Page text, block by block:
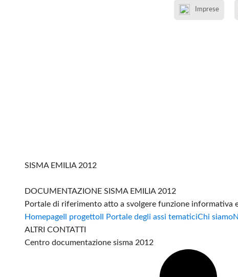
Imprese
SISMA EMILIA 2012
DOCUMENTAZIONE SISMA EMILIA 2012
Portale di riferimento atto a svolgere funzione informativa
Homepage Il progetto Il Portale degli assi tematiciChi siamo
ALTRI CONTATTI
Centro documentazione sisma 2012